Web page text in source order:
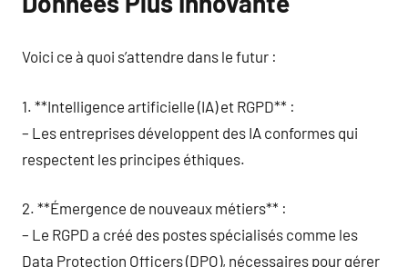
Voici ce à quoi s’attendre dans le futur :
1. **Intelligence artificielle (IA) et RGPD** :
– Les entreprises développent des IA conformes qui
respectent les principes éthiques.
2. **Émergence de nouveaux métiers** :
– Le RGPD a créé des postes spécialisés comme les
Data Protection Officers (DPO), nécessaires pour gérer